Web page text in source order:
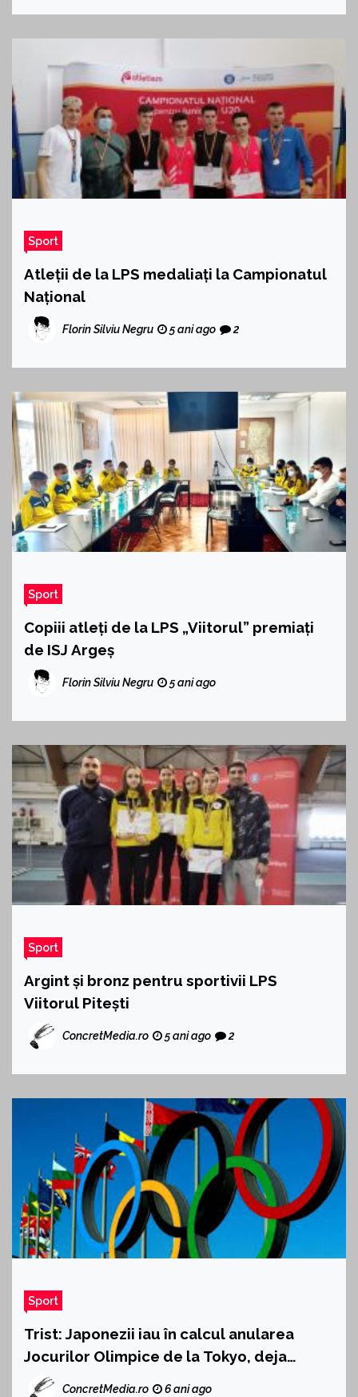
Sport
Atleții de la LPS medaliați la Campionatul
Național
Florin Silviu Negru 5 ani ago 2
Sport
Copiii atleți de la LPS „Viitorul” premiați
de ISJ Argeș
Florin Silviu Negru 5 ani ago
Sport
Argint și bronz pentru sportivii LPS
Viitorul Pitești
ConcretMedia.ro 5 ani ago 2
Sport
Trist: Japonezii iau în calcul anularea
Jocurilor Olimpice de la Tokyo, deja
amânate un an
ConcretMedia.ro 6 ani ago